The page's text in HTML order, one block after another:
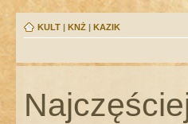
KULT | KNŻ | KAZIK